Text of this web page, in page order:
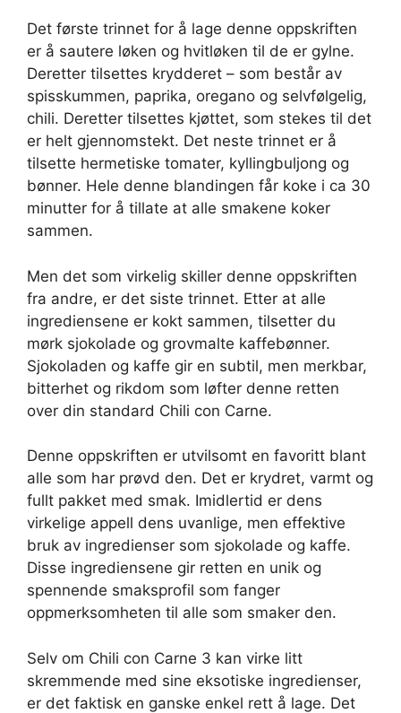
Det første trinnet for å lage denne oppskriften
er å sautere løken og hvitløken til de er gylne.
Deretter tilsettes krydderet – som består av
spisskummen, paprika, oregano og selvfølgelig,
chili. Deretter tilsettes kjøttet, som stekes til det
er helt gjennomstekt. Det neste trinnet er å
tilsette hermetiske tomater, kyllingbuljong og
bønner. Hele denne blandingen får koke i ca 30
minutter for å tillate at alle smakene koker
sammen.
Men det som virkelig skiller denne oppskriften
fra andre, er det siste trinnet. Etter at alle
ingrediensene er kokt sammen, tilsetter du
mørk sjokolade og grovmalte kaffebønner.
Sjokoladen og kaffe gir en subtil, men merkbar,
bitterhet og rikdom som løfter denne retten
over din standard Chili con Carne.
Denne oppskriften er utvilsomt en favoritt blant
alle som har prøvd den. Det er krydret, varmt og
fullt pakket med smak. Imidlertid er dens
virkelige appell dens uvanlige, men effektive
bruk av ingredienser som sjokolade og kaffe.
Disse ingrediensene gir retten en unik og
spennende smaksprofil som fanger
oppmerksomheten til alle som smaker den.
Selv om Chili con Carne 3 kan virke litt
skremmende med sine eksotiske ingredienser,
er det faktisk en ganske enkel rett å lage. Det